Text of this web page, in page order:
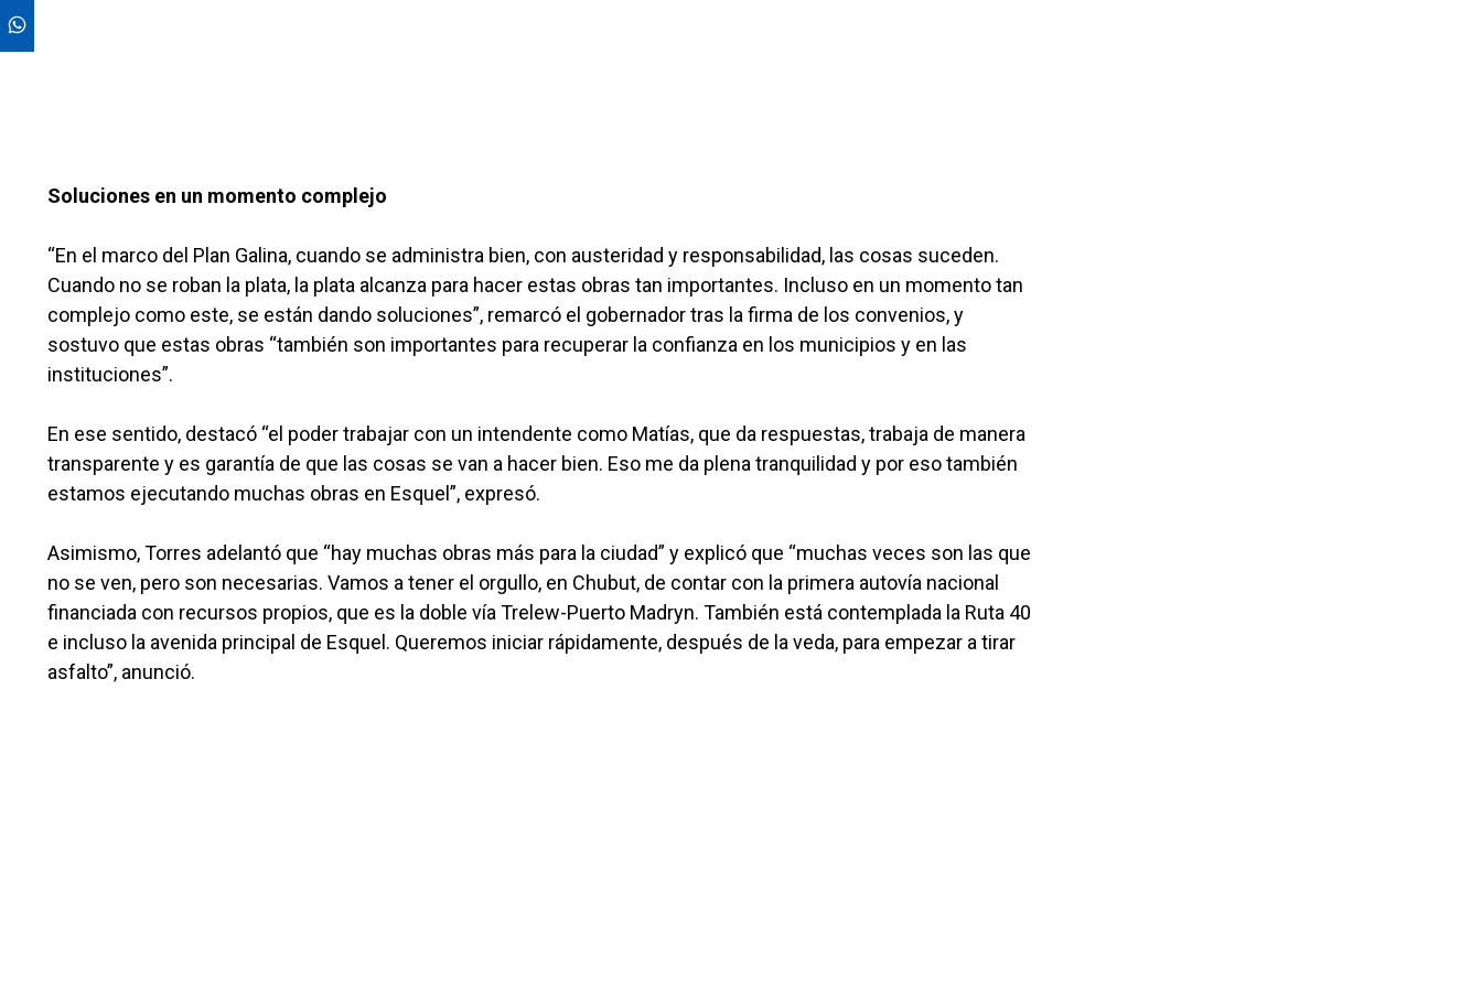
Soluciones en un momento complejo
“En el marco del Plan Galina, cuando se administra bien, con austeridad y responsabilidad, las cosas suceden.
Cuando no se roban la plata, la plata alcanza para hacer estas obras tan importantes. Incluso en un momento tan
complejo como este, se están dando soluciones”, remarcó el gobernador tras la firma de los convenios, y
sostuvo que estas obras “también son importantes para recuperar la confianza en los municipios y en las
instituciones”.
En ese sentido, destacó “el poder trabajar con un intendente como Matías, que da respuestas, trabaja de manera
transparente y es garantía de que las cosas se van a hacer bien. Eso me da plena tranquilidad y por eso también
estamos ejecutando muchas obras en Esquel”, expresó.
Asimismo, Torres adelantó que “hay muchas obras más para la ciudad” y explicó que “muchas veces son las que
no se ven, pero son necesarias. Vamos a tener el orgullo, en Chubut, de contar con la primera autovía nacional
financiada con recursos propios, que es la doble vía Trelew-Puerto Madryn. También está contemplada la Ruta 40
e incluso la avenida principal de Esquel. Queremos iniciar rápidamente, después de la veda, para empezar a tirar
asfalto”, anunció.